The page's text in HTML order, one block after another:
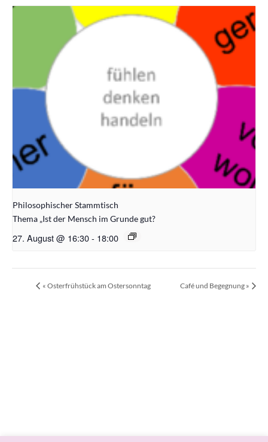
Philosophischer Stammtisch
Thema „Ist der Mensch im Grunde gut?
27. August @ 16:30- 18:00
« Osterfrühstück am Ostersonntag Café und Begegnung »